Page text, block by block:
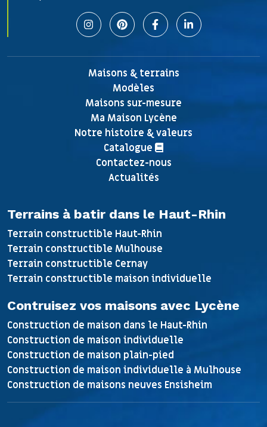
Maisons & terrains
Modèles
Maisons sur-mesure
Ma Maison Lycène
Notre histoire & valeurs
Catalogue
Contactez-nous
Actualités
Terrains à batir dans le Haut-Rhin
Terrain constructible Haut-Rhin
Terrain constructible Mulhouse
Terrain constructible Cernay
Terrain constructible maison individuelle
Contruisez vos maisons avec Lycène
Construction de maison dans le Haut-Rhin
Construction de maison individuelle
Construction de maison plain-pied
Construction de maison individuelle à Mulhouse
Construction de maisons neuves Ensisheim